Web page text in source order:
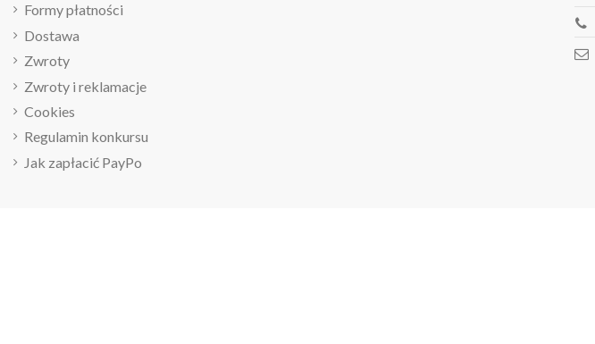
Formy płatności
Dostawa
Zwroty
Zwroty i reklamacje
Cookies
Regulamin konkursu
Jak zapłacić PayPo